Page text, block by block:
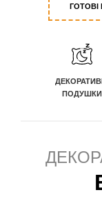
ПОДУШКИ